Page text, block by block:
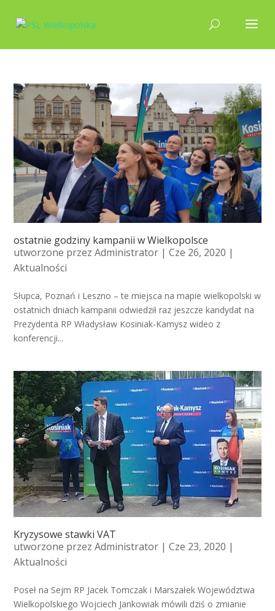
ostatnie godziny kampanii w Wielkopolsce
utworzone przezAdministrator | Cze 26, 2020 |
Aktualności
Słupca, Poznań i Leszno – te miejsca na mapie wielkopolski w
ostatnich dniach kampanii odwiedził raz jeszcze kandydat na
Prezydenta RP Władysław Kosiniak-Kamysz wideo z
konferencji...
Kryzysowe stawki VAT
utworzone przezAdministrator | Cze 23, 2020 |
Aktualności
Poseł na Sejm RP Jacek Tomczak i Marszałek Województwa
Wielkopolskiego Wojciech Jankowiak mówili dziś o zmianie